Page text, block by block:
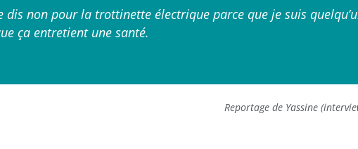
dis non pour la trottinette électrique parce que je suis
ça entretient une santé.
Reportage de Yassine